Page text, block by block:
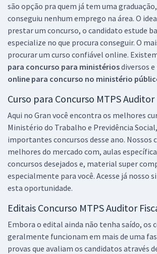
são opção pra quem já tem uma
conseguiu nenhum emprego na área. O
prestar um concurso, o candidato estude
especialize no que procura conseguir. O
procurar um curso confiável online.
para concurso para ministériosdiversos
online para concurso no ministério
Curso para Concurso MTPS Auditor
Aqui no Gran você encontra os melhores
Ministério do Trabalho e Previdência
importantes concursos desse ano. Nossos
melhores do mercado com, aulas
concursos desejados e, material super
especialmente para você. Acesse já nosso
esta oportunidade.
Editais Concurso MTPS Auditor
Embora o edital ainda não tenha saído, os
geralmente funcionam em mais de uma
provas que avaliam os candidatos através